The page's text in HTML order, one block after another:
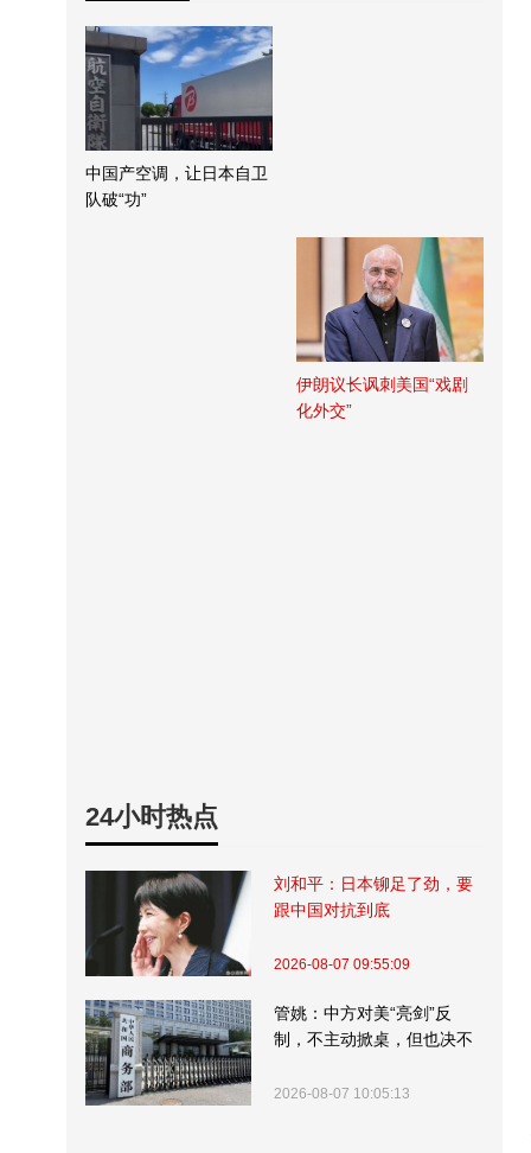
中国产空调，让日本自卫
队破“功”
伊朗议长讽刺美国“戏剧
化外交”
24小时热点
刘和平：日本铆足了劲，要
跟中国对抗到底
2026-08-07 09:55:09
管姚：中方对美“亮剑”反
制，不主动掀桌，但也决不
2026-08-07 10:05:13